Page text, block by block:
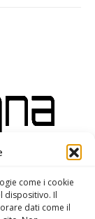
come i cookie
dispositivo. Il
dati come il